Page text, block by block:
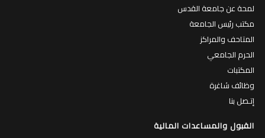
لمحة عن جامعة القدس
مكتب رئيس الجامعة
المتاحف والمراكز
الحرم الجامعي
المكتبات
وظائف شاغرة
إتـصل بنا
القبول والمساعدات المالية